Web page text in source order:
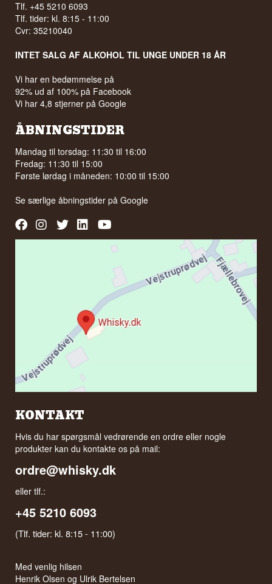
Tlf. +45 5210 6093
Tlf. tider: kl. 8:15 - 11:00
Cvr: 35210040
INTET SALG AF ALKOHOL TIL UNGE UNDER 18 ÅR
Vi har en bedømmelse på
92% ud af 100% på Facebook
Vi har 4,8 stjerner på Google
ÅBNINGSTIDER
Mandag til torsdag: 11:30 til 16:00
Fredag: 11:30 til 15:00
Første lørdag i måneden: 10:00 til 15:00
Se særlige åbningstider påGoogle
KONTAKT
Hvis du har spørgsmål vedrørende en ordre eller nogle
produkter kan du kontakte os på mail:
ordre@whisky.dk
eller tlf.:
+45 5210 6093
(Tlf. tider: kl. 8:15 - 11:00)
Med venlig hilsen
Henrik Olsen og Ulrik Bertelsen